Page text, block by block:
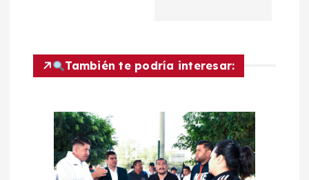
También te podría interesar: